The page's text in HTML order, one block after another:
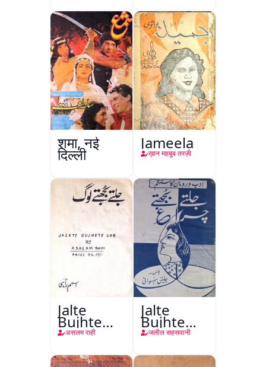
(Jang-e-
Azadi)
शमा, नई
दिल्ली
Jameela
ख़ान महबूब तरज़ी
Jalte
Bujhte
Log
असलम राही
Jalte
Bujhte
Chiragh
जलील सहसवानी